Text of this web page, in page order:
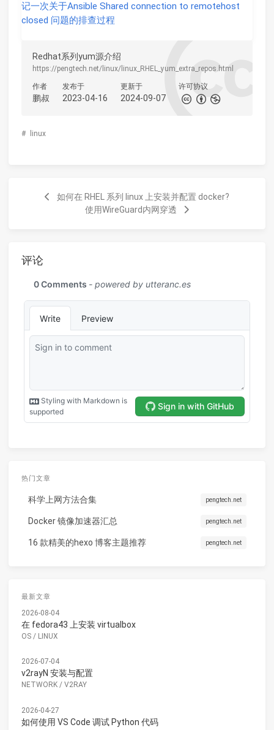
记一次关于Ansible Shared connection to remotehost
closed 问题的排查过程
Redhat系列yum源介绍
https://pengtech.net/linux/linux_RHEL_yum_extra_repos.html
作者
鹏叔
发布于
2023-04-16
更新于
2024-09-07
许可协议
# linux
如何在 RHEL 系列 linux 上安装并配置 docker?
使用WireGuard内网穿透
评论
热门文章
科学上网方法合集 pengtech.net
Docker 镜像加速器汇总 pengtech.net
16 款精美的hexo 博客主题推荐 pengtech.net
最新文章
2026-08-04
在 fedora43 上安装 virtualbox
OS / LINUX
2026-07-04
v2rayN 安装与配置
NETWORK / V2RAY
2026-04-27
如何使用 VS Code 调试 Python 代码